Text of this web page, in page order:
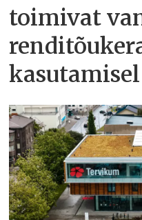
toimivat
kasutamisel